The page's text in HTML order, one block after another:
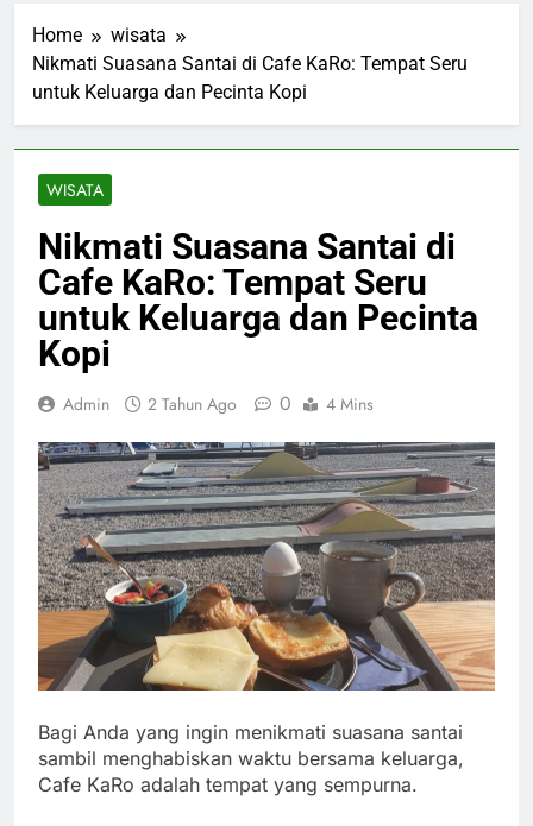
Home
wisata
Nikmati Suasana Santai di Cafe KaRo: Tempat Seru
untuk Keluarga dan Pecinta Kopi
WISATA
Nikmati Suasana Santai di
Cafe KaRo: Tempat Seru
untuk Keluarga dan Pecinta
Kopi
Admin 2 Tahun Ago 0 4 Mins
Bagi Anda yang ingin menikmati suasana santai
sambil menghabiskan waktu bersama keluarga,
Cafe KaRo adalah tempat yang sempurna.